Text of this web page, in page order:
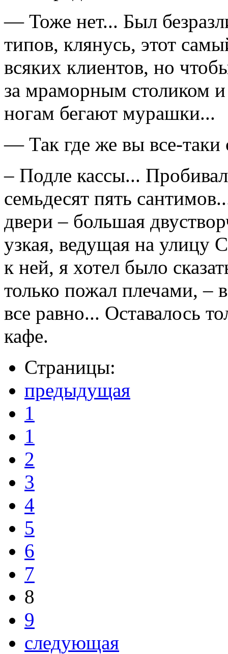
— Тоже нет... Был
типов, клянусь, этот
всяких клиентов, но
за мраморным столиком и
ногам бегают мурашки...
— Так где же вы все-таки
– Подле кассы...
семьдесят пять
двери – большая
узкая, ведущая на улицу
к ней, я хотел было
только пожал плечами, –
все равно... Оставалось
кафе.
Страницы:
предыдущая
1
1
2
3
4
5
6
7
8
9
следующая